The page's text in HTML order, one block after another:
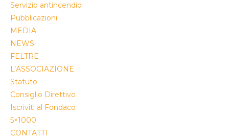
Servizio antincendio
Pubblicazioni
MEDIA
NEWS
FELTRE
L’ASSOCIAZIONE
Statuto
Consiglio Direttivo
Iscriviti al Fondaco
5×1000
CONTATTI